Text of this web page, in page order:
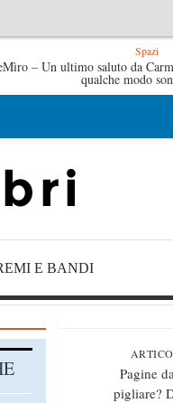
le mattine di Sybil –
Spazi
– Un ultimo saluto da
qualche modo
E BANDI
Pagine
pigliare?